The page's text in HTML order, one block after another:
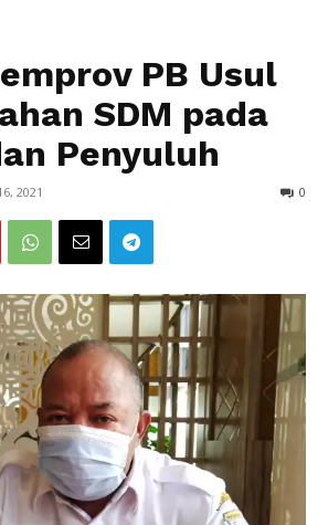
PB Usul
SDM pada
Penyuluh
2021 0